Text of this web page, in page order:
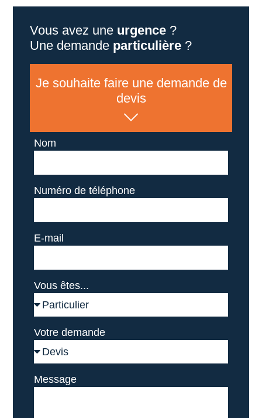
Vous avez une urgence?
Une demande particulière?
Je souhaite faire une demande de
devis
Nom
Numéro de téléphone
E-mail
Vous êtes...
Votre demande
Message